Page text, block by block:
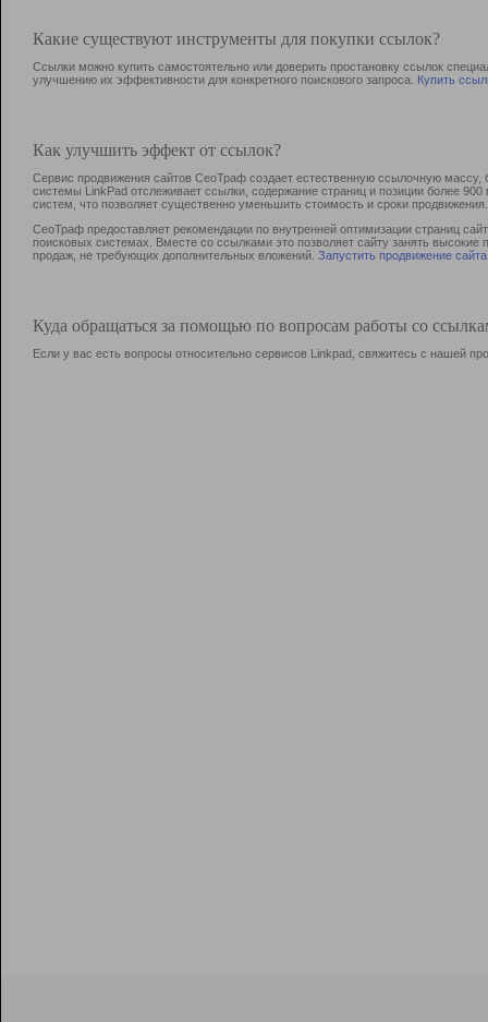
Какие существуют инструменты для покупки ссылок?
Ссылки можно купить самостоятельно или доверить простановку ссылок
улучшению их эффективности для конкретного поискового запроса. Купить
Как улучшить эффект от ссылок?
Сервис продвижения сайтов СеоТраф создает естественную ссылочную
системы LinkPad отслеживает ссылки, содержание страниц и позиции более
систем, что позволяет существенно уменьшить стоимость и сроки продвижения.
СеоТраф предоставляет рекомендации по внутренней оптимизации страниц
поисковых системах. Вместе со ссылками это позволяет сайту занять
продаж, не требующих дополнительных вложений. Запустить продвижение сайта
Куда обращаться за помощью по вопросам работы со
Если у вас есть вопросы относительно сервисов Linkpad, свяжитесь с нашей